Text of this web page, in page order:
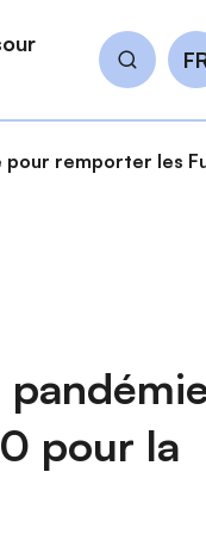
remporter les
pour la